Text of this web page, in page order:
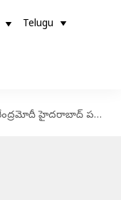
Telugu
హైదరాబాద్ పర్యటన వాయిదా